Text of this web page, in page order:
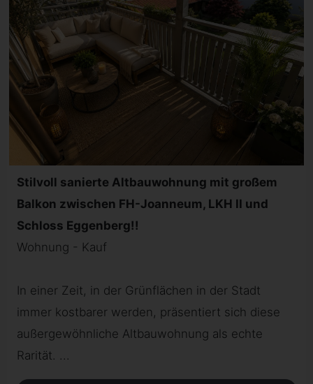
Stilvoll sanierte Altbauwohnung mit großem
Balkon zwischen FH-Joanneum, LKH II und
Schloss Eggenberg!!
Wohnung - Kauf
In einer Zeit, in der Grünflächen in der Stadt
immer kostbarer werden, präsentiert sich diese
außergewöhnliche Altbauwohnung als echte
Rarität. ...